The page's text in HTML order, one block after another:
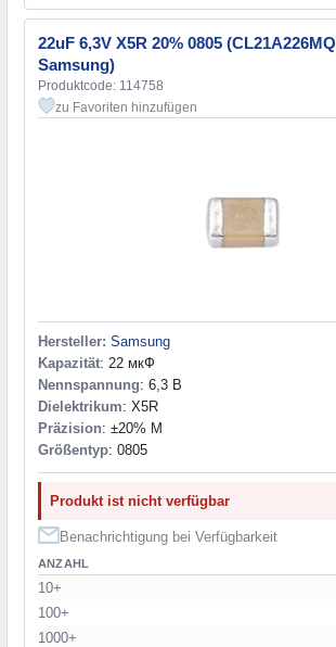
22uF 6,3V X5R 20% 0805
Samsung)
Produktcode: 114758
zu Favoriten hinzufügen
Hersteller: Samsung
Kapazität: 22 мкФ
Nennspannung: 6,3 В
Dielektrikum: X5R
Präzision: ±20% M
Größentyp: 0805
Produkt ist nicht verfügbar
Benachrichtigung bei Verfügbarkeit
ANZAHL
10+
100+
1000+